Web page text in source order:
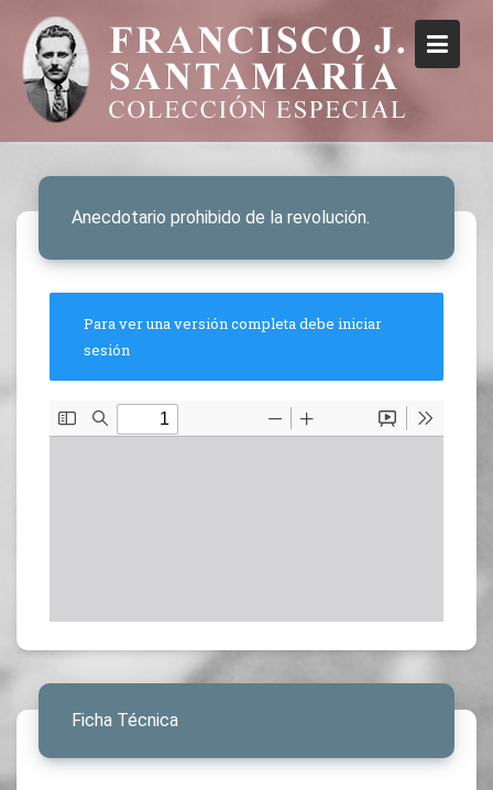
Anecdotario prohibido de la revolución.
Para ver una versión completa debe iniciar
sesión
Ficha Técnica